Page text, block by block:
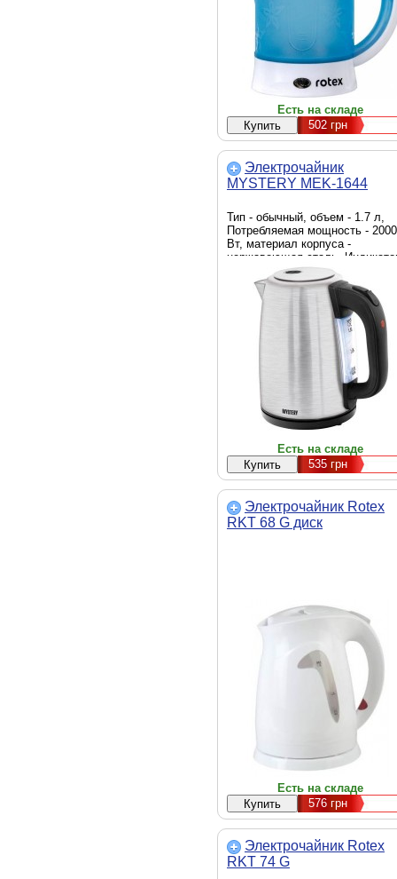
Есть на складе
502грн
Электрочайник
MYSTERY MEK-1644
Тип - обычный, объем - 1.7 л,
Потребляемая мощность - 2000
Вт, материал корпуса -
нержавеющая сталь,
уровня воды - есть, Крышка -
несъемная
Есть на складе
535грн
Электрочайник Rotex
RKT 68 G диск
Есть на складе
576грн
Электрочайник Rotex
RKT 74 G